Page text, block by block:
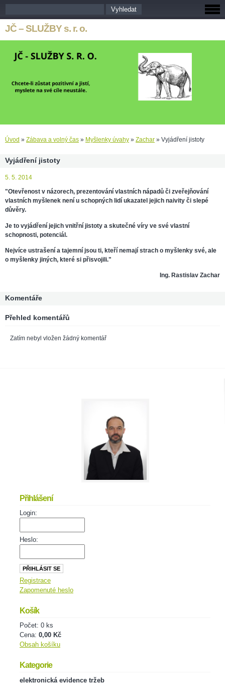
JČ – SLUŽBY s. r. o.
Úvod » Zábava a volný čas » Myšlenky úvahy » Zachar » Vyjádření jistoty
Vyjádření jistoty
5. 5. 2014
"Otevřenost v názorech, prezentování vlastních nápadů či zveřejňování
vlastních myšlenek není u schopných lidí ukazatel jejich naivity či slepé
důvěry.
Je to vyjádření jejich vnitřní jistoty a skutečné víry ve své vlastní
schopnosti, potenciál.
Nejvíce ustrašení a tajemní jsou ti, kteří nemají strach o myšlenky své, ale
o myšlenky jiných, které si přisvojili."
Ing. Rastislav Zachar
Komentáře
Přehled komentářů
Zatím nebyl vložen žádný komentář
Přihlášení
Login:
Heslo:
Registrace
Zapomenuté heslo
Košík
Počet: 0 ks
Cena: 0,00 Kč
Obsah košíku
Kategorie
elektronická evidence tržeb